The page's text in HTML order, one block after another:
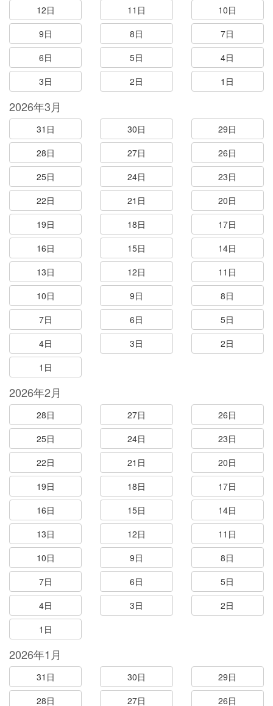
12日
11日
10日
9日
8日
7日
6日
5日
4日
3日
2日 1日
2026年3月
31日 30日
29日
28日
27日
26日
25日
24日
23日
22日
21日
20日
19日
18日
17日
16日
15日
14日
13日
12日
11日
10日
9日
8日
7日
6日
5日
4日
3日
2日
1日
2026年2月
28日 27日
26日
25日
24日
23日
22日
21日
20日
19日
18日
17日
16日
15日
14日
13日
12日
11日
10日
9日
8日
7日
6日
5日
4日
3日
2日
1日
2026年1月
31日 30日
29日
28日
27日 26日